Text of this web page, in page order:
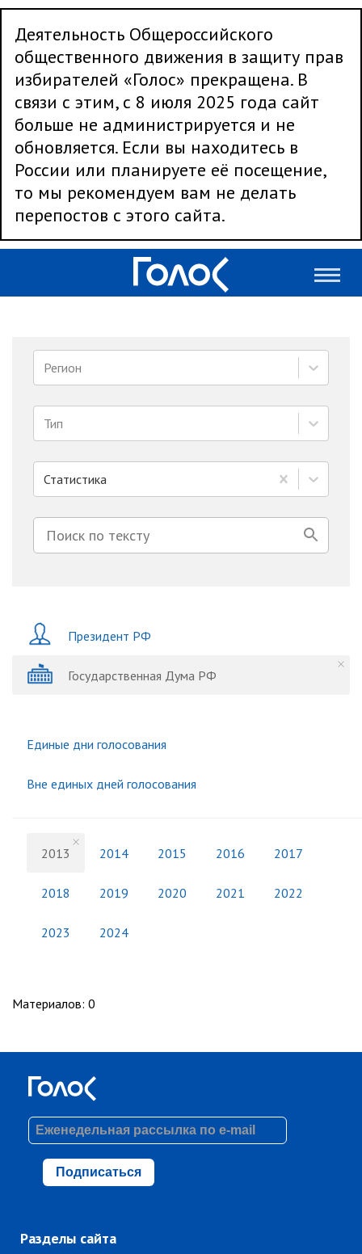
Деятельность Общероссийского
общественного движения в защиту прав
избирателей «Голос» прекращена. В
связи с этим, с 8 июля 2025 года сайт
больше не администрируется и не
обновляется. Если вы находитесь в
России или планируете её посещение,
то мы рекомендуем вам не делать
перепостов с этого сайта.
Регион
Тип
Статистика
Президент РФ
Государственная Дума РФ
Единые дни голосования
Вне единых дней голосования
2013 2014 2015 2016 2017
2018 2019 2020 2021 2022
2023 2024
Материалов: 0
Подписаться
Разделы сайта